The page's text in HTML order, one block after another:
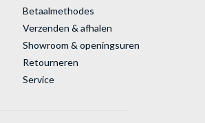
Betaalmethodes
Verzenden & afhalen
Showroom & openingsuren
Retourneren
Service